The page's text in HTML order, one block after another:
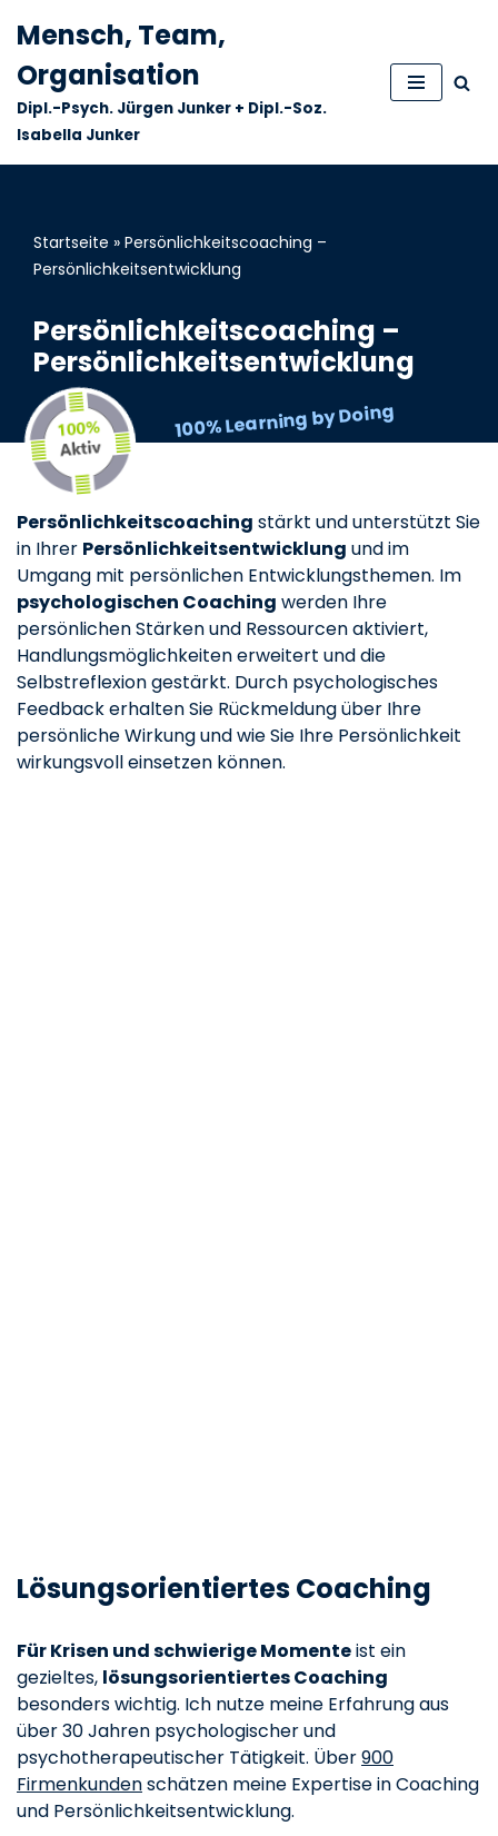
Zum
Inhalt
springen
Mensch, Team,
Organisation
Dipl.-Psych. Jürgen Junker + Dipl.-Soz.
Isabella Junker
100% Learning by Doing
Startseite » Persönlichkeitscoaching –
Persönlichkeitsentwicklung
Persönlichkeitscoaching –
Persönlichkeitsentwicklung
Persönlichkeitscoaching stärkt und unterstützt Sie
in Ihrer Persönlichkeitsentwicklung und im
Umgang mit persönlichen Entwicklungsthemen. Im
psychologischen Coaching werden Ihre
persönlichen Stärken und Ressourcen aktiviert,
Handlungsmöglichkeiten erweitert und die
Selbstreflexion gestärkt. Durch psychologisches
Feedback erhalten Sie Rückmeldung über Ihre
persönliche Wirkung und wie Sie Ihre Persönlichkeit
wirkungsvoll einsetzen können.
Lösungsorientiertes Coaching
Für Krisen und schwierige Momenteist ein
gezieltes, lösungsorientiertes Coaching
besonders wichtig. Ich nutze meine Erfahrung aus
über 30 Jahren psychologischer und
psychotherapeutischer Tätigkeit. Über900
Firmenkundenschätzen meine Expertise in Coaching
und Persönlichkeitsentwicklung.